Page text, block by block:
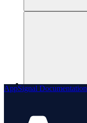
AppSignal Documentation